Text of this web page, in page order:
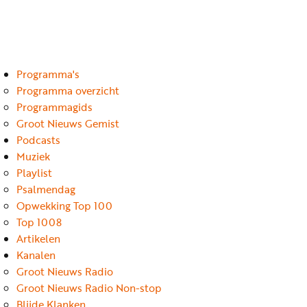
Programma's
Programma overzicht
Programmagids
Groot Nieuws Gemist
Podcasts
Muziek
Playlist
Psalmendag
Opwekking Top 100
Top 1008
Artikelen
Kanalen
Groot Nieuws Radio
Groot Nieuws Radio Non-stop
Podcasts
Muziek
Artikelen
Kanalen
Steun
onze
missie
Info